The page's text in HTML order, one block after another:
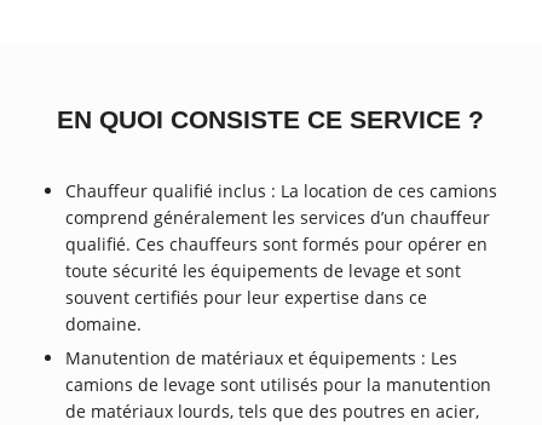
EN QUOI CONSISTE CE SERVICE ?
Chauffeur qualifié inclus : La location de ces camions
comprend généralement les services d’un chauffeur
qualifié. Ces chauffeurs sont formés pour opérer en
toute sécurité les équipements de levage et sont
souvent certifiés pour leur expertise dans ce
domaine.
Manutention de matériaux et équipements : Les
camions de levage sont utilisés pour la manutention
de matériaux lourds, tels que des poutres en acier,